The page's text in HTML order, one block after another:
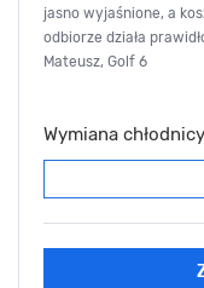
jasno wyjaśnione, a
odbiorze działa
Mateusz, Golf 6
Wymiana chłodnicy